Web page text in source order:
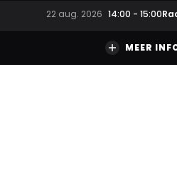
22 aug. 2026 14:00 - 15:00
MEER